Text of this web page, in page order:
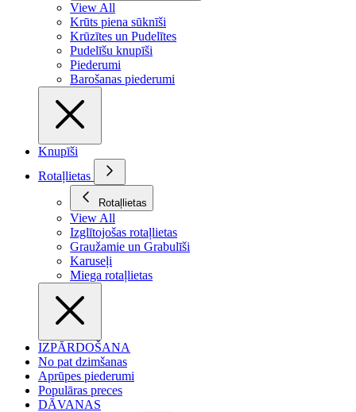
View All
Krūts piena sūknīši
Krūzītes un Pudelītes
Pudelīšu knupīši
Piederumi
Barošanas piederumi
Knupīši
Rotaļlietas
Rotaļlietas
View All
Izglītojošas rotaļlietas
Graužamie un Grabulīši
Karuseļi
Miega rotaļlietas
IZPĀRDOŠANA
No pat dzimšanas
Aprūpes piederumi
Populāras preces
DĀVANAS